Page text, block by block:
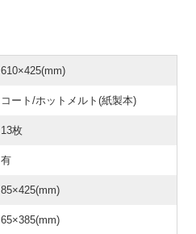
610×425(mm)
コート/ホットメルト(紙製本)
13枚
有
85×425(mm)
65×385(mm)